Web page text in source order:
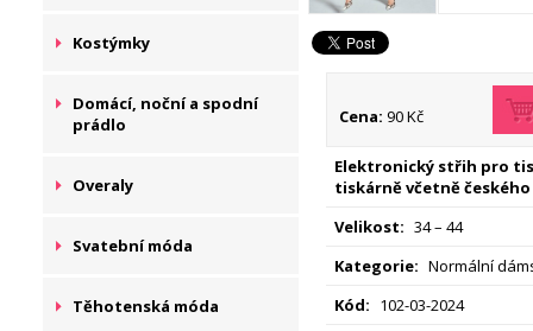
Kostýmky
Domácí, noční a spodní
prádlo
Overaly
Svatební móda
Těhotenská móda
Cena: 90 Kč
Elektronický střih pro
tiskárně včetně českého
Velikost: 34 – 44
Kategorie: Normální
Kód: 102-03-2024